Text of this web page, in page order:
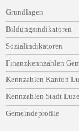
Navigation
überspringen
Grundlagen
Bildungsindikatoren
Sozialindikatoren
Finanzkennzahlen
Kennzahlen Kanton
Kennzahlen Stadt
Gemeindeprofile